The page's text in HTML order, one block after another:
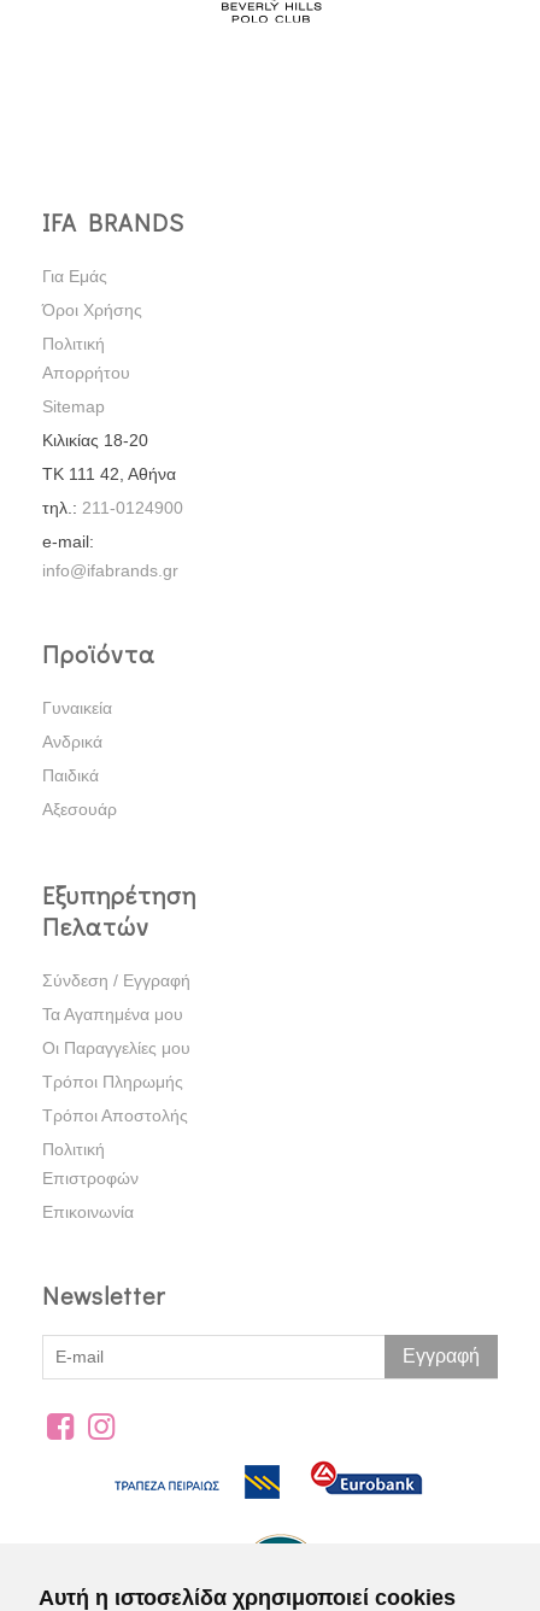
Αυτή η ιστοσελίδα χρησιμοποιεί cookies
IFA BRANDS
Για Εμάς
Όροι Χρήσης
Πολιτική
Απορρήτου
Sitemap
Κιλικίας 18-20
ΤΚ 111 42, Αθήνα
τηλ.: 211-0124900
e-mail:
info@ifabrands.gr
Προϊόντα
Γυναικεία
Ανδρικά
Παιδικά
Αξεσουάρ
Εξυπηρέτηση
Πελατών
Σύνδεση / Εγγραφή
Τα Αγαπημένα μου
Οι Παραγγελίες μου
Τρόποι Πληρωμής
Τρόποι Αποστολής
Πολιτική
Επιστροφών
Επικοινωνία
Newsletter
Εγγραφή